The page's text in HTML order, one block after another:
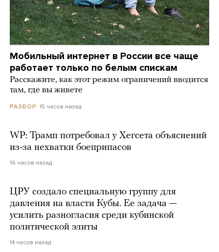
Мобильный интернет в России все чаще
работает только по белым спискам
Расскажите, как этот режим ограничений вводится
там, где вы живете
РАЗБОР 15 часов назад
WP: Трамп потребовал у Хегсета объяснений
из-за нехватки боеприпасов
16 часов назад
ЦРУ создало специальную группу для
давления на власти Кубы. Ее задача —
усилить разногласия среди кубинской
политической элиты
14 часов назад